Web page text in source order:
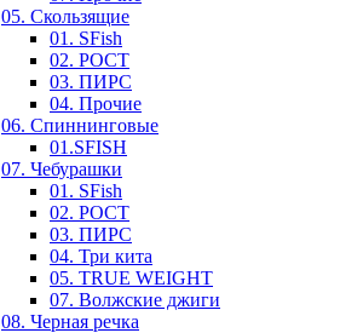
05. Скользящие
01. SFish
02. РОСТ
03. ПИРС
04. Прочие
06. Спиннинговые
01.SFISH
07. Чебурашки
01. SFish
02. РОСТ
03. ПИРС
04. Три кита
05. TRUE WEIGHT
07. Волжские джиги
08. Черная речка